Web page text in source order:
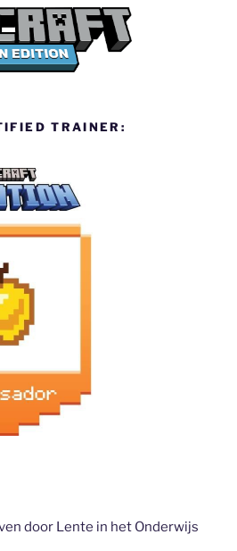
TRAINER:
door Lente in het Onderwijs